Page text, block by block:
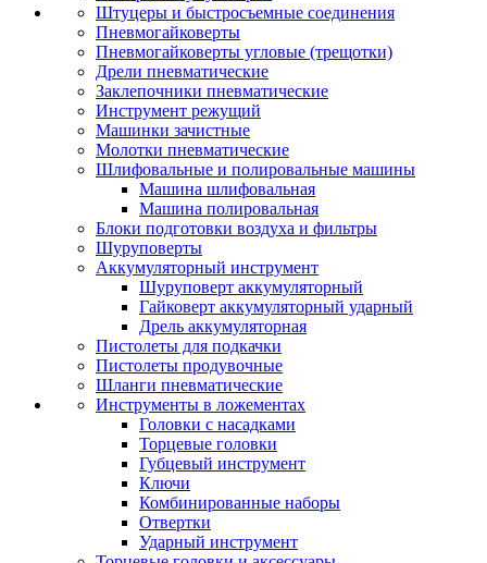
Штуцеры и быстросъемные соединения
Пневмогайковерты
Пневмогайковерты угловые (трещотки)
Дрели пневматические
Заклепочники пневматические
Инструмент режущий
Машинки зачистные
Молотки пневматические
Шлифовальные и полировальные машины
Машина шлифовальная
Машина полировальная
Блоки подготовки воздуха и фильтры
Шуруповерты
Аккумуляторный инструмент
Шуруповерт аккумуляторный
Гайковерт аккумуляторный ударный
Дрель аккумуляторная
Пистолеты для подкачки
Пистолеты продувочные
Шланги пневматические
Инструменты в ложементах
Головки с насадками
Торцевые головки
Губцевый инструмент
Ключи
Комбинированные наборы
Отвертки
Ударный инструмент